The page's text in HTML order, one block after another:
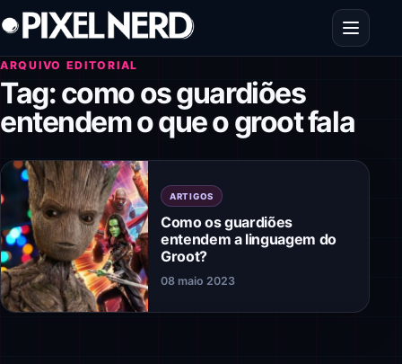
Pular para o conteúdo
Abrir
ARQUIVO EDITORIAL
Tag:como os guardiões
entendem o que o groot fala
ARTIGOS
Como os guardiões
entendem a linguagem do
Groot?
08 maio 2023